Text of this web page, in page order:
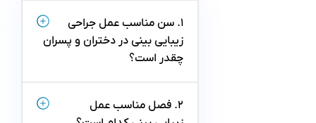
۱. سن مناسب عمل جراحی
زیبایی بینی در دختران و پسران
چقدر است؟
۲. فصل مناسب عمل